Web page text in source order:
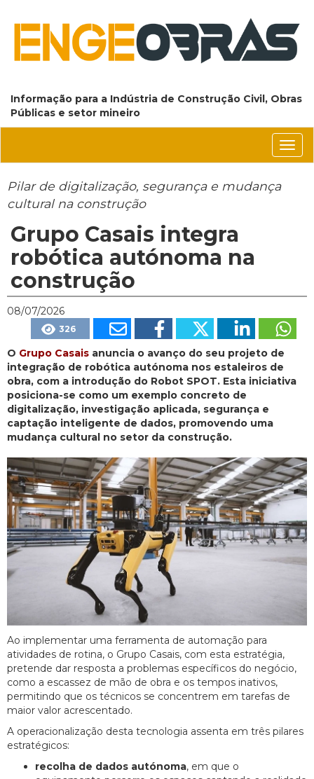
Informação para a Indústria de Construção Civil, Obras
Públicas e setor mineiro
Pilar de digitalização, segurança e mudança
cultural na construção
Grupo Casais integra
robótica autónoma na
construção
08/07/2026
326
O Grupo Casais anuncia o avanço do seu projeto de
integração de robótica autónoma nos estaleiros de
obra, com a introdução do Robot SPOT. Esta iniciativa
posiciona-se como um exemplo concreto de
digitalização, investigação aplicada, segurança e
captação inteligente de dados, promovendo uma
mudança cultural no setor da construção.
Ao implementar uma ferramenta de automação para
atividades de rotina, o Grupo Casais, com esta estratégia,
pretende dar resposta a problemas específicos do negócio,
como a escassez de mão de obra e os tempos inativos,
permitindo que os técnicos se concentrem em tarefas de
maior valor acrescentado.
A operacionalização desta tecnologia assenta em três pilares
estratégicos:
recolha de dados autónoma, em que o